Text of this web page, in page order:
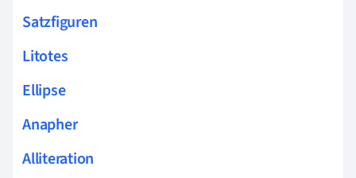
Satzfiguren
Litotes
Ellipse
Anapher
Alliteration